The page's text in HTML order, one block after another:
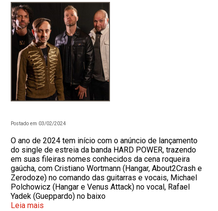
Postado em 03/02/2024
O ano de 2024 tem início com o anúncio de lançamento
do single de estreia da banda HARD POWER, trazendo
em suas fileiras nomes conhecidos da cena roqueira
gaúcha, com Cristiano Wortmann (Hangar, About2Crash e
Zerodoze) no comando das guitarras e vocais, Michael
Polchowicz (Hangar e Venus Attack) no vocal, Rafael
Yadek (Gueppardo) no baixo
Leia mais